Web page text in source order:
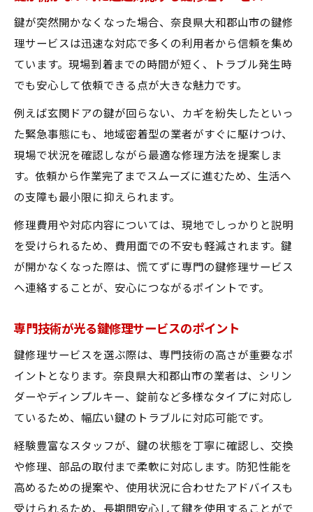
鍵が突然開かなくなった場合、奈良県大和郡山市の鍵修
理サービスは迅速な対応で多くの利用者から信頼を集め
ています。現場到着までの時間が短く、トラブル発生時
でも安心して依頼できる点が大きな魅力です。
例えば玄関ドアの鍵が回らない、カギを紛失したといっ
た緊急事態にも、地域密着型の業者がすぐに駆けつけ、
現場で状況を確認しながら最適な修理方法を提案しま
す。依頼から作業完了までスムーズに進むため、生活へ
の支障も最小限に抑えられます。
修理費用や対応内容については、現地でしっかりと説明
を受けられるため、費用面での不安も軽減されます。鍵
が開かなくなった際は、慌てずに専門の鍵修理サービス
へ連絡することが、安心につながるポイントです。
専門技術が光る鍵修理サービスのポイント
鍵修理サービスを選ぶ際は、専門技術の高さが重要なポ
イントとなります。奈良県大和郡山市の業者は、シリン
ダーやディンプルキー、錠前など多様なタイプに対応し
ているため、幅広い鍵のトラブルに対応可能です。
経験豊富なスタッフが、鍵の状態を丁寧に確認し、交換
や修理、部品の取付まで柔軟に対応します。防犯性能を
高めるための提案や、使用状況に合わせたアドバイスも
受けられるため、長期間安心して鍵を使用することがで